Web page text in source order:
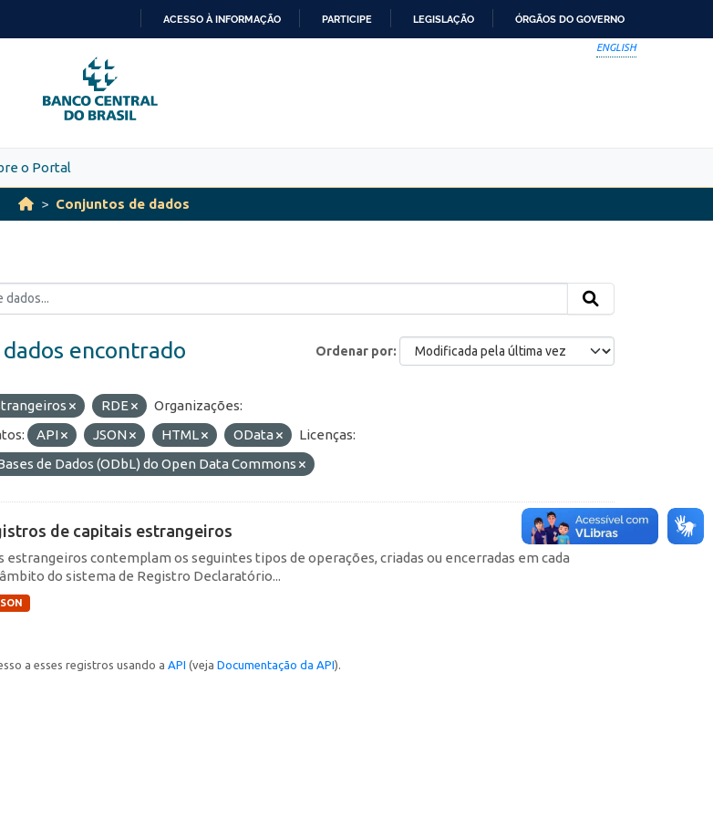
PARA
O
CONTEÚDO
ACESSO À INFORMAÇÃO PARTICIPE LEGISLAÇÃO ÓRGÃOS DO GOVERNO
ENGLISH
o Portal
Conjuntos de dados
Ordenar por
encontrado
RDE
Organizações:
API JSON HTML OData
Licenças:
de Dados (ODbL) do Open Data Commons
de capitais estrangeiros
estrangeiros contemplam os seguintes tipos de operações, criadas ou encerradas em cada
do sistema de Registro Declaratório...
a esses registros usando a API (veja Documentação da API).